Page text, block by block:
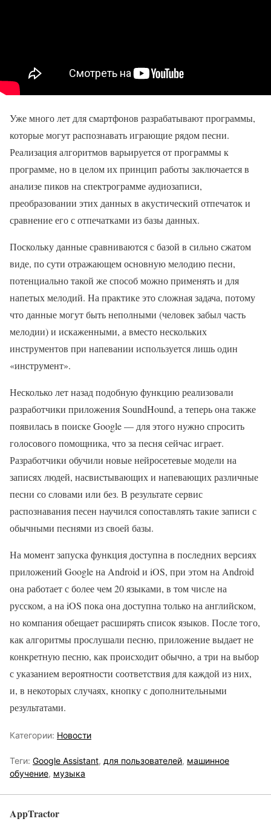
Уже много лет для смартфонов разрабатывают программы,
которые могут распознавать играющие рядом песни.
Реализация алгоритмов варьируется от программы к
программе, но в целом их принцип работы заключается в
анализе пиков на спектрограмме аудиозаписи,
преобразовании этих данных в акустический отпечаток и
сравнение его с отпечатками из базы данных.
Поскольку данные сравниваются с базой в сильно сжатом
виде, по сути отражающем основную мелодию песни,
потенциально такой же способ можно применять и для
напетых мелодий. На практике это сложная задача, потому
что данные могут быть неполными (человек забыл часть
мелодии) и искаженными, а вместо нескольких
инструментов при напевании используется лишь один
«инструмент».
Несколько лет назад подобную функцию реализовали
разработчики приложения SoundHound, а теперь она также
появилась в поиске Google — для этого нужно спросить
голосового помощника, что за песня сейчас играет.
Разработчики обучили новые нейросетевые модели на
записях людей, насвистывающих и напевающих различные
песни со словами или без. В результате сервис
распознавания песен научился сопоставлять такие записи с
обычными песнями из своей базы.
На момент запуска функция доступна в последних версиях
приложений Google на Android и iOS, при этом на Android
она работает с более чем 20 языками, в том числе на
русском, а на iOS пока она доступна только на английском,
но компания обещает расширять список языков. После того,
как алгоритмы прослушали песню, приложение выдает не
конкретную песню, как происходит обычно, а три на выбор
с указанием вероятности соответствия для каждой из них,
и, в некоторых случаях, кнопку с дополнительными
результатами.
Категории: Новости
Теги: Google Assistant, для пользователей, машинное
обучение, музыка
AppTractor